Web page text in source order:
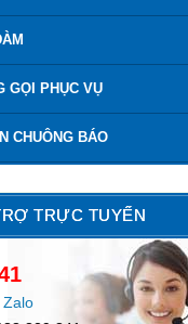
GỌI PHỤC VỤ
CHUÔNG BÁO
TRỰC TUYẾN
Zalo